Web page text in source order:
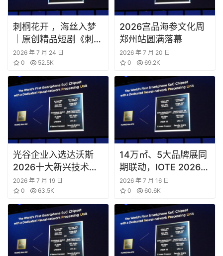
刺桐花开 ，海丝入梦
｜原创精品短剧《刺桐
花开》 正式开机！
2026 年 7 月 24 日
0
52.5K
2026宫品海参文化周
郑州站圆满落幕
2026 年 7 月 20 日
0
69.2K
光谷企业入选达沃斯
2026十大新兴技术：
零能耗降温，这项”黑
科技”来自武汉
2026 年 7 月 19 日
0
63.5K
14万㎡、5大品牌展同
期联动，IOTE 2026深
圳物联网展邀你一次看
完全产业链
2026 年 7 月 16 日
0
60.6K